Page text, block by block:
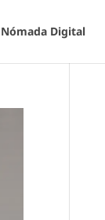
Nómada Digital